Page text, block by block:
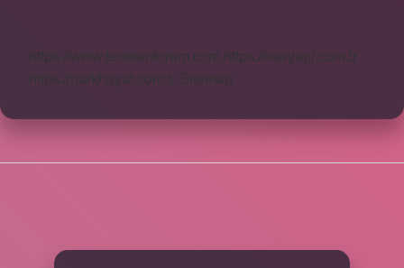
https://www.teomanforum.com
https://vavyapi.com.tr
https://parkhayat.com.tr
Sitemap